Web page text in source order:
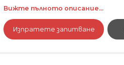
Вижте пълното описание...
Изпратете запитване